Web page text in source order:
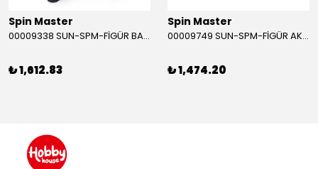
Spin Master
00009338 SUN-SPM-FİGÜR BATMAN NİNJA STRIKE 30 CM. EXC.
₺ 1,612.83
Spin Master
00009749 SUN-SPM-FİGÜR AKS. DORA MİKROFON YAĞMUR ORMANI RİTMİ (DORA) SESLİ
₺ 1,474.20